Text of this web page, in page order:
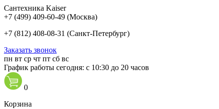
Сантехника Kaiser
+7 (499) 409-60-49 (Москва)
+7 (812) 408-08-31 (Санкт-Петербург)
Заказать звонок
пн вт ср чт пт сб вс
График работы сегодня: с 10:30 до 20 часов
0
Корзина